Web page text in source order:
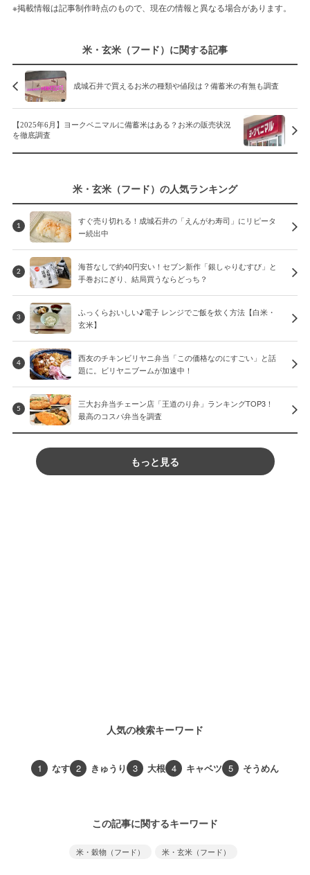
※掲載情報は記事制作時点のもので、現在の情報と異なる場合があります。
米・玄米（フード）に関する記事
成城石井で買えるお米の種類や値段は？備蓄米の有無も調査
【2025年6月】ヨークベニマルに備蓄米はある？お米の販売状況
を徹底調査
米・玄米（フード）の人気ランキング
1
すぐ売り切れる！成城石井の「えんがわ寿司」にリピータ
ー続出中
2
海苔なしで約40円安い！セブン新作「銀しゃりむすび」と
手巻おにぎり、結局買うならどっち？
3
ふっくらおいしい♪電子 レンジでご飯を炊く方法【白米・
玄米】
4
西友のチキンビリヤニ弁当「この価格なのにすごい」と話
題に。ビリヤニブームが加速中！
5
三大お弁当チェーン店「王道のり弁」ランキングTOP3！
最高のコスパ弁当を調査
もっと見る
人気の検索キーワード
1 なす 2 きゅうり 3 大根 4 キャベツ 5 そうめん
この記事に関するキーワード
米・穀物（フード） 米・玄米（フード）